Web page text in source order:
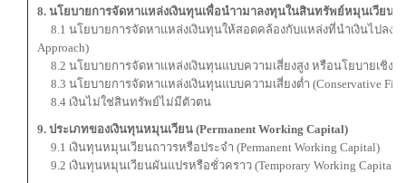
8. นโยบายการจัดหาแหล่งเงินทุนเพื่อนำามาลงทุนในสินทรัพย์หมุนเวียน
8.1 นโยบายการจัดหาแหล่งเงินทุนให้สอดคล้องกับแหล่งที่นำเงินไปลงทุ
Approach)
8.2 นโยบายการจัดหาแหล่งเงินทุนแบบความเสี่ยงสูง หรือนโยบายเชิงรุก
8.3 นโยบายการจัดหาแหล่งเงินทุนแบบความเสี่ยงต่ำ (Conservative
8.4 เงินไม่ใช่สินทรัพย์ไม่มีตัวตน
9. ประเภทของเงินทุนหมุนเวียน (Permanent Working Capital)
9.1 เงินทุนหมุนเวียนถาวรหรือประจำ (Permanent Working Capital)
9.2 เงินทุนหมุนเวียนผันแปรหรือชั่วคราว (Temporary Working Capital)